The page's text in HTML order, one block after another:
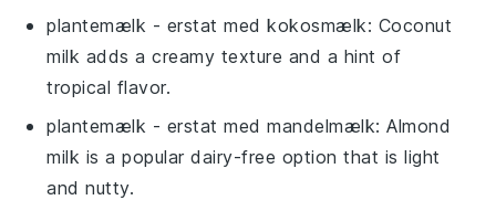
plantemælk - erstat medkokosmælk: Coconut
milk adds a creamy texture and a hint of
tropical flavor.
plantemælk - erstat medmandelmælk: Almond
milk is a popular dairy-free option that is light
and nutty.